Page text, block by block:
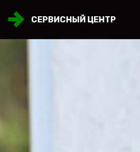
СЕРВИСНЫЙ ЦЕНТР